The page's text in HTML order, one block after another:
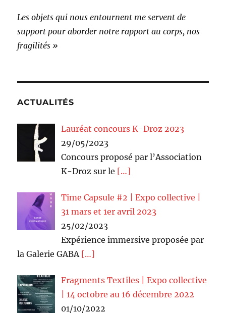
Les objets qui nous entournent me servent de
support pour aborder notre rapport au corps, nos
fragilités »
ACTUALITÉS
Lauréat concours K-Droz 2023
29/05/2023
Concours proposé par l’Association
K-Droz sur le […]
Time Capsule #2 | Expo collective |
31 mars et 1er avril 2023
25/02/2023
Expérience immersive proposée par
la Galerie GABA […]
Fragments Textiles | Expo collective
| 14 octobre au 16 décembre 2022
01/10/2022